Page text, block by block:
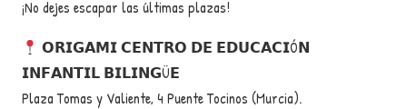
¡No dejes escapar las últimas plazas!
𝗢𝗥𝗜𝗚𝗔𝗠𝗜 𝗖𝗘𝗡𝗧𝗥𝗢 𝗗𝗘 𝗘𝗗𝗨𝗖𝗔𝗖𝗜Ó𝗡
𝗜𝗡𝗙𝗔𝗡𝗧𝗜𝗟 𝗕𝗜𝗟𝗜𝗡𝗚Ü𝗘
Plaza Tomas y Valiente, 4 Puente Tocinos (Murcia).